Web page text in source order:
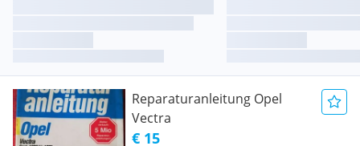
Reparaturanleitung Opel
Vectra
€ 15